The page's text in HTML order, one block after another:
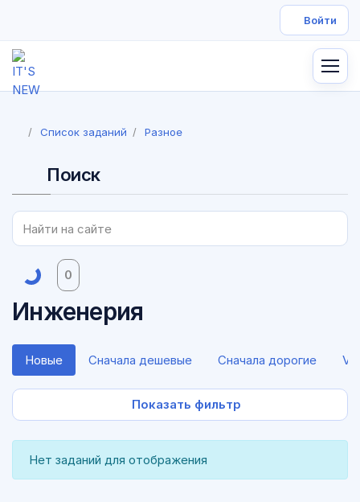
Список заданий Разное
Поиск
Инженерия
0
Новые Сначала дешевые Сначала дорогие
Показать фильтр
Нет заданий для отображения